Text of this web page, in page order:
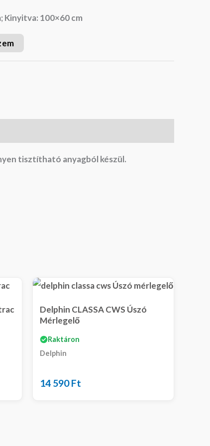
Kinyitva: 100×60 cm
tisztítható anyagból készül.
Delphin CLASSA CWS Úszó
Mérlegelő
Raktáron
Delphin
14 590Ft